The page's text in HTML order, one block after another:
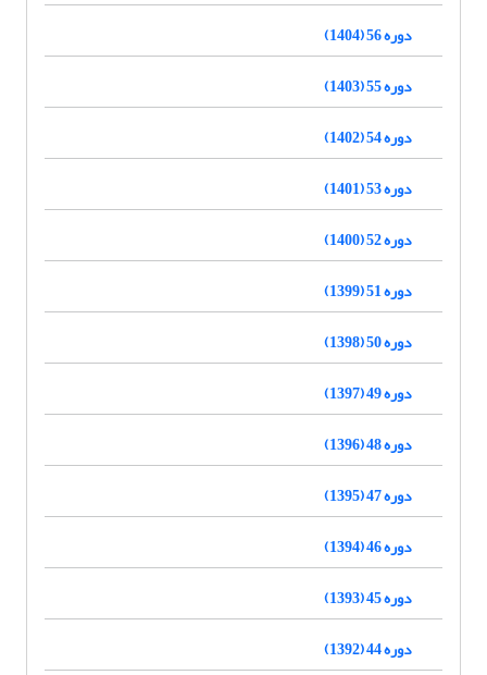
دوره 56 (1404)
دوره 55 (1403)
دوره 54 (1402)
دوره 53 (1401)
دوره 52 (1400)
دوره 51 (1399)
دوره 50 (1398)
دوره 49 (1397)
دوره 48 (1396)
دوره 47 (1395)
دوره 46 (1394)
دوره 45 (1393)
دوره 44 (1392)